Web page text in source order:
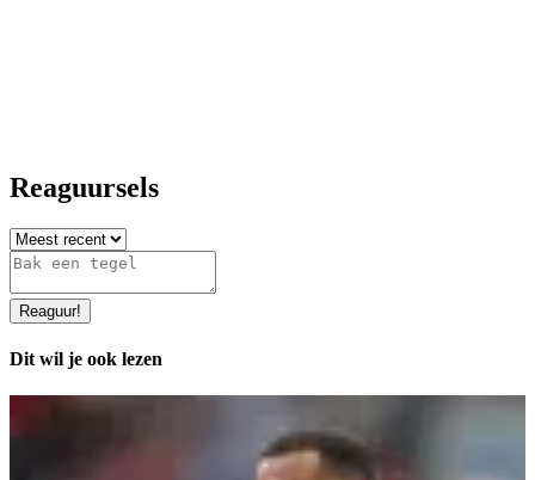
Reaguursels
Reaguur!
Dit wil je ook lezen